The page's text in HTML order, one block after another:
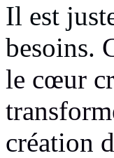
Il est
besoins.
le cœur
création